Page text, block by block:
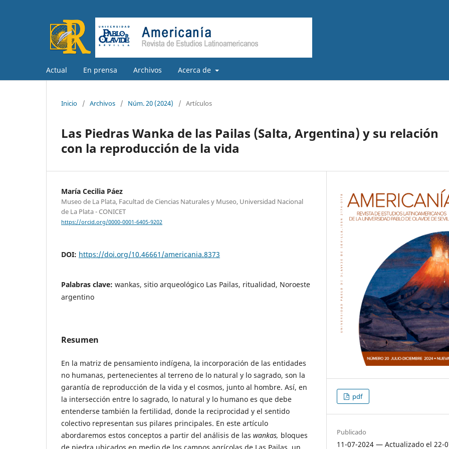
Actual En prensa Archivos Acerca de
Inicio / Archivos / Núm. 20 (2024) / Artículos
Las Piedras Wanka de las Pailas (Salta, Argentina) y su relación
con la reproducción de la vida
María Cecilia Páez
Museo de La Plata, Facultad de Ciencias Naturales y Museo, Universidad Nacional
de La Plata - CONICET
https://orcid.org/0000-0001-6405-9202
DOI: https://doi.org/10.46661/americania.8373
Palabras clave: wankas, sitio arqueológico Las Pailas, ritualidad, Noroeste
argentino
Resumen
En la matriz de pensamiento indígena, la incorporación de las entidades
no humanas, pertenecientes al terreno de lo natural y lo sagrado, son la
garantía de reproducción de la vida y el cosmos, junto al hombre. Así, en
la intersección entre lo sagrado, lo natural y lo humano es que debe
entenderse también la fertilidad, donde la reciprocidad y el sentido
colectivo representan sus pilares principales. En este artículo
abordaremos estos conceptos a partir del análisis de las wankas, bloques
pdf
Publicado
11-07-2024 — Actualizado el 22-